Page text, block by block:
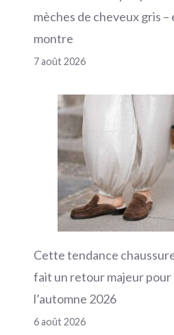
mèches de cheveux gris –
montre
7 août 2026
Cette tendance
fait un retour majeur pour
l’automne 2026
6 août 2026